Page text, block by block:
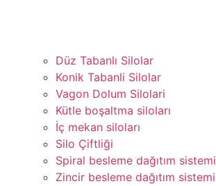
Düz Tabanlı Silolar
Konik Tabanli Silolar
Vagon Dolum Silolari
Kütle boşaltma siloları
İç mekan siloları
Silo Çiftliği
Spiral besleme dağıtım sistemi
Zincir besleme dağıtım sistemi